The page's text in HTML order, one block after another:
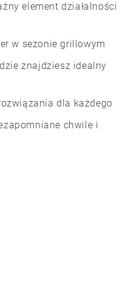
element działalności
w sezonie grillowym
znajdziesz idealny
dla każdego
chwile i